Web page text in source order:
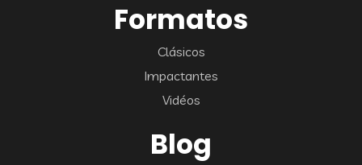
Formatos
Clásicos
Impactantes
Vidéos
Blog